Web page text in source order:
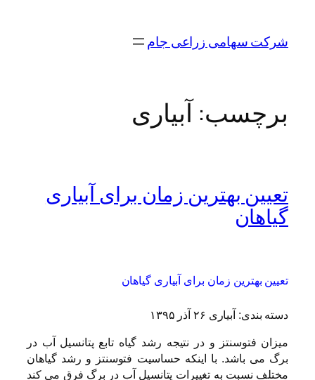
محتواشرکت سهامی زراعی جام
برچسب:آبیاری
تعیین بهترین زمان برای آبیاری
گیاهان
تعیین بهترین زمان برای آبیاری گیاهان
دسته بندی: آبیاری ۲۶ آذر ۱۳۹۵
میزان فتوسنتز و در نتیجه رشد گیاه تابع پتانسیل آب در
برگ می باشد. با اینکه حساسیت فتوسنتز و رشد گیاهان
مختلف نسبت به تغییرات پتانسیل آب در برگ فرق می کند